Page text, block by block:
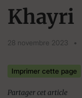
Khayri
28 novembre 2023 •
Imprimer cette page
Partager cet article